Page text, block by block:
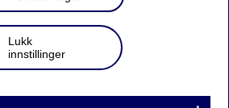
er BSU den beste og smarteste
BSU-konto gir god rente og
skattefradrag kan du ikke eie
Lukk
innstillinger